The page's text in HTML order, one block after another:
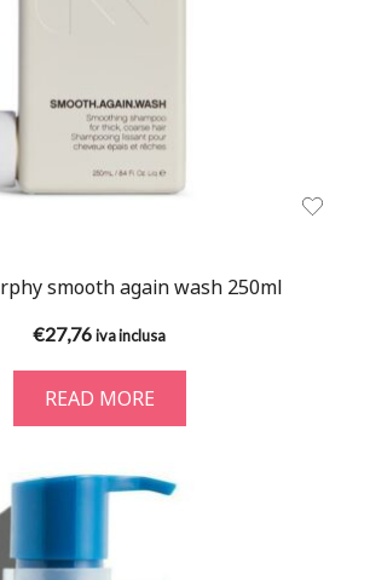
smooth again wash 250ml
€27,76iva inclusa
READ MORE